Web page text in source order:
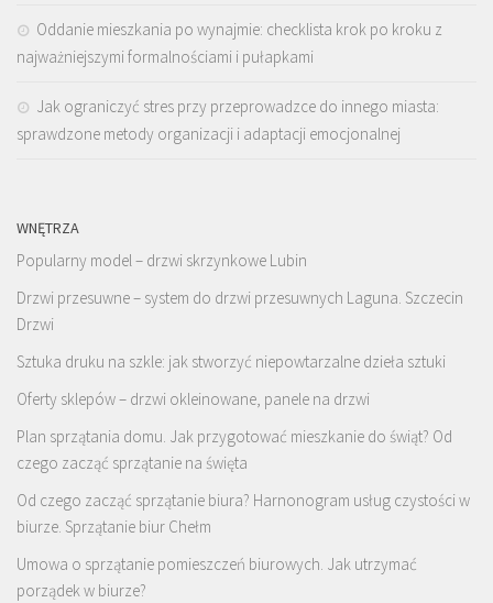
Oddanie mieszkania po wynajmie: checklista krok po kroku z
najważniejszymi formalnościami i pułapkami
Jak ograniczyć stres przy przeprowadzce do innego miasta:
sprawdzone metody organizacji i adaptacji emocjonalnej
WNĘTRZA
Popularny model – drzwi skrzynkowe Lubin
Drzwi przesuwne – system do drzwi przesuwnych Laguna. Szczecin
Drzwi
Sztuka druku na szkle: jak stworzyć niepowtarzalne dzieła sztuki
Oferty sklepów – drzwi okleinowane, panele na drzwi
Plan sprzątania domu. Jak przygotować mieszkanie do świąt? Od
czego zacząć sprzątanie na święta
Od czego zacząć sprzątanie biura? Harnonogram usług czystości w
biurze. Sprzątanie biur Chełm
Umowa o sprzątanie pomieszczeń biurowych. Jak utrzymać
porządek w biurze?